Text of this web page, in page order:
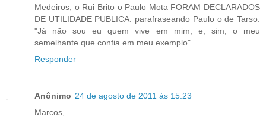
Medeiros, o Rui Brito o Paulo Mota FORAM DECLARADOS
DE UTILIDADE PUBLICA. parafraseando Paulo o de Tarso:
"Já não sou eu quem vive em mim, e, sim, o meu
semelhante que confia em meu exemplo"
Responder
Anônimo 24 de agosto de 2011 às 15:23
Marcos,